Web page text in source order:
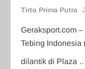
Tirto Prima Putra
Geraksport.com
Tebing Indonesia
dilantik di Plaza